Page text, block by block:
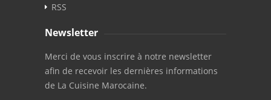
RSS
Newsletter
Merci de vous inscrire à notre newsletter
afin de recevoir les dernières informations
de La Cuisine Marocaine.